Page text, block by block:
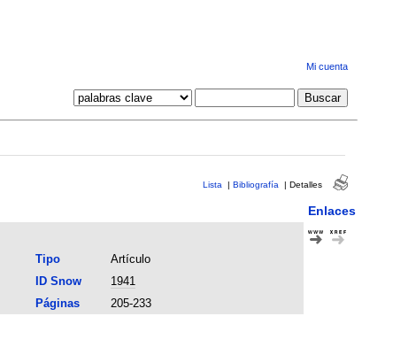
Mi cuenta
Lista | Bibliografía | Detalles
Enlaces
Tipo
Artículo
ID Snow
1941
Páginas
205-233